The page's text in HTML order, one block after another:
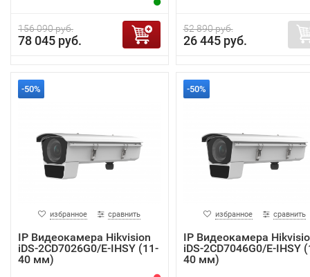
156 090 руб.
78 045 руб.
52 890 руб.
26 445 руб.
-50%
избранное сравнить
IP Видеокамера Hikvision
iDS-2CD7026G0/E-IHSY (11-
40 мм)
-50%
избранное сравнить
IP Видеокамера
iDS-2CD7046G0/E-IHSY
40 мм)